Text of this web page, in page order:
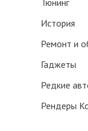
История
Ремонт и
Гаджеты
Редкие
Рендеры